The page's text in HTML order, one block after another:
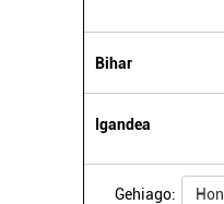
Bihar
Igandea
Gehiago: